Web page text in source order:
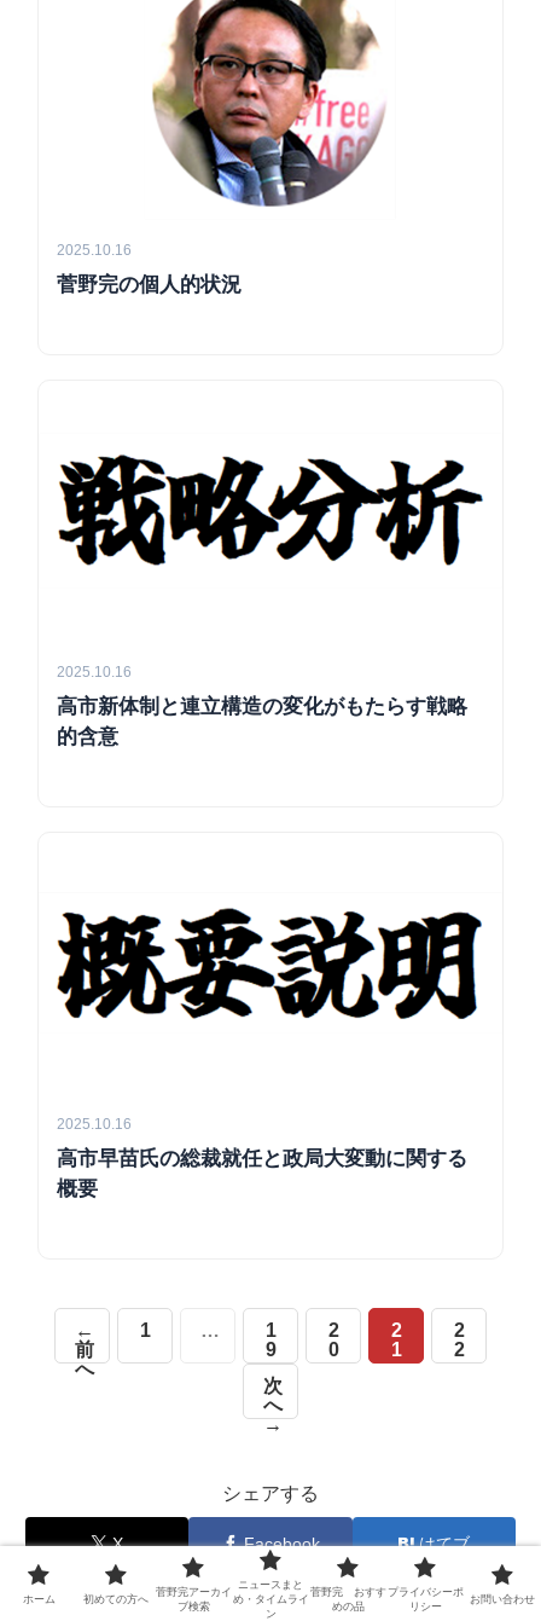
2025.10.16
菅野完の個人的状況
2025.10.16
高市新体制と連立構造の変化がもたらす戦略
的含意
2025.10.16
高市早苗氏の総裁就任と政局大変動に関する
概要
←
前
へ
1 …
1
9
2
0
2
1
2
2
次
へ
→
シェアする
X Facebook はてブ
LINE コピー
ホーム 初めての方へ
菅野完アーカイ
ブ検索
ニュースまと
め・タイムライ
ン
菅野完 おすす
めの品
プライバシーポ
リシー
お問い合わせ